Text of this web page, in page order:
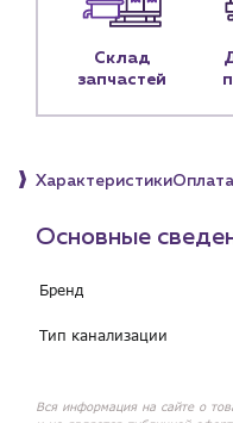
Пн – пт: 9:00 –
г. Краснодар,
Склад
запчастей
ХарактеристикиОплата
Основные
Бренд
Тип канализации
Вся информация на сайте о